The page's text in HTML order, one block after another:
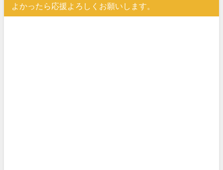
よかったら応援よろしくお願いします。